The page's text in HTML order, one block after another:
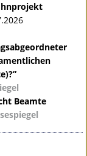
Beamte